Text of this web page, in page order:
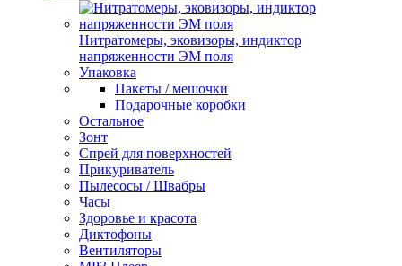
Нитратомеры, эковизоры, индиктор
напряженности ЭМ поля
Упаковка
Пакеты / мешочки
Подарочные коробки
Остальное
Зонт
Спрей для поверхностей
Прикуриватель
Пылесосы / Швабры
Часы
Здоровье и красота
Диктофоны
Вентиляторы